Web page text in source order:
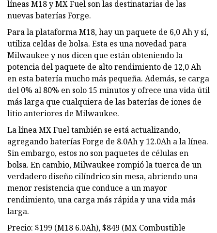
líneas M18 y MX Fuel son las destinatarias de las
nuevas baterías Forge.
Para la plataforma M18, hay un paquete de 6,0 Ah y sí,
utiliza celdas de bolsa. Esta es una novedad para
Milwaukee y nos dicen que están obteniendo la
potencia del paquete de alto rendimiento de 12,0 Ah
en esta batería mucho más pequeña. Además, se carga
del 0% al 80% en solo 15 minutos y ofrece una vida útil
más larga que cualquiera de las baterías de iones de
litio anteriores de Milwaukee.
La línea MX Fuel también se está actualizando,
agregando baterías Forge de 8.0Ah y 12.0Ah a la línea.
Sin embargo, estos no son paquetes de células en
bolsa. En cambio, Milwaukee rompió la tuerca de un
verdadero diseño cilíndrico sin mesa, abriendo una
menor resistencia que conduce a un mayor
rendimiento, una carga más rápida y una vida más
larga.
Precio: $199 (M18 6.0Ah), $849 (MX Combustible